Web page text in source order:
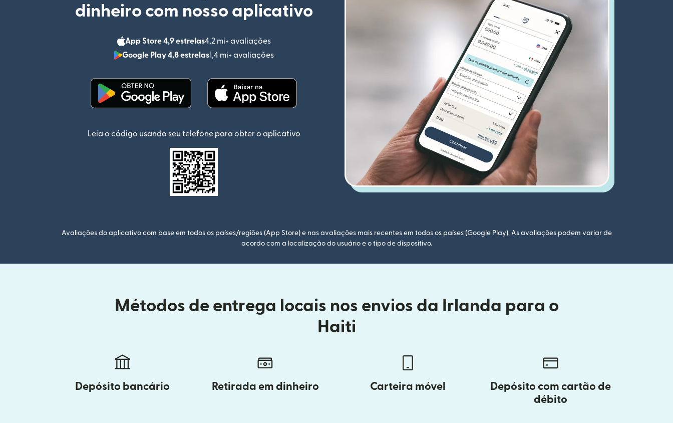
dinheiro com nosso aplicativo
App Store 4,9 estrelas4,2 mi+ avaliações
(abre em uma nova janela)
Google Play 4,8 estrelas1,4 mi+ avaliações
(abre em uma nova janela)
Leia o código usando seu telefone para obter o aplicativo
Avaliações do aplicativo com base em todos os países/regiões (App Store) e nas avaliações mais recentes em todos os países (Google Play). As avaliações podem variar de
acordo com a localização do usuário e o tipo de dispositivo.
Métodos de entrega locais nos envios da Irlanda para o
Haiti
Depósito bancário Retirada em dinheiro Carteira móvel
Depósito com cartão de
débito